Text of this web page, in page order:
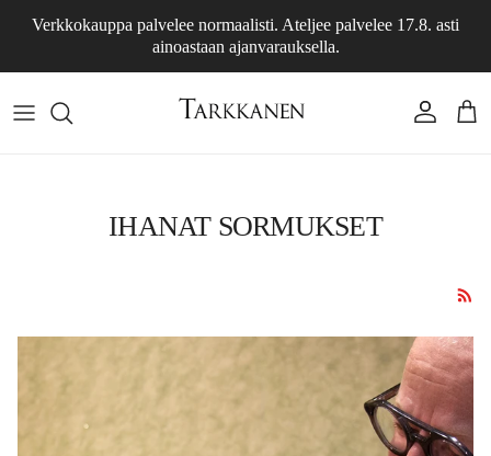
Verkkokauppa palvelee normaalisti. Ateljee palvelee 17.8. asti
ainoastaan ajanvarauksella.
Account Cart
IHANAT SORMUKSET